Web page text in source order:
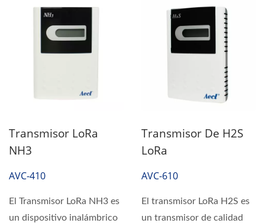
Transmisor LoRa
NH3
AVC-410
El Transmisor LoRa NH3 es
un dispositivo inalámbrico
Transmisor De H2S
LoRa
AVC-610
El transmisor LoRa H2S es
un transmisor de calidad